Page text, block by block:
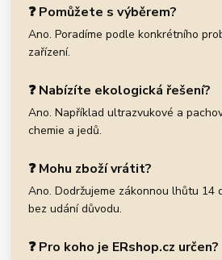
❓ Pomůžete s výběrem?
Ano. Poradíme podle konkrétního
zařízení.
❓ Nabízíte ekologická řešení?
Ano. Například ultrazvukové a
chemie a jedů.
❓ Mohu zboží vrátit?
Ano. Dodržujeme zákonnou lhůtu 14
bez udání důvodu.
❓ Pro koho je ERshop.cz určen?